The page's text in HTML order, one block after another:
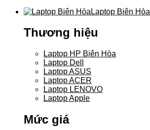
Laptop Biên Hòa
Thương hiệu
Laptop HP Biên Hòa
Laptop Dell
Laptop ASUS
Laptop ACER
Laptop LENOVO
Laptop Apple
Mức giá